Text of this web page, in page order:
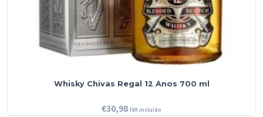
Whisky Chivas Regal 12 Anos 700 ml
€30,98 IVA incluído